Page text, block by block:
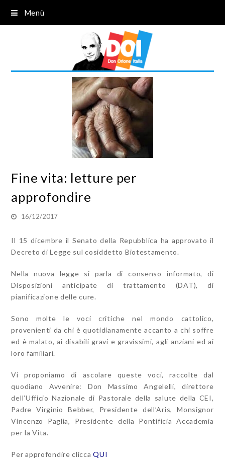
Menù
Fine vita: letture per
approfondire
16/12/2017
Il 15 dicembre il Senato della Repubblica ha approvato il
Decreto di Legge sul cosiddetto Biotestamento.
Nella nuova legge si parla di consenso informato, di
Disposizioni anticipate di trattamento (DAT), di
pianificazione delle cure.
Sono molte le voci critiche nel mondo cattolico,
provenienti da chi è quotidianamente accanto a chi soffre
ed è malato, ai disabili gravi e gravissimi, agli anziani ed ai
loro familiari.
Vi proponiamo di ascolare queste voci, raccolte dal
quodiano Avvenire: Don Massimo Angelelli, direttore
dell’Ufficio Nazionale di Pastorale della salute della CEI,
Padre Virginio Bebber, Presidente dell’Aris, Monsignor
Vincenzo Paglia, Presidente della Pontificia Accademia
per la Vita.
Per approfondire cliccaQUI